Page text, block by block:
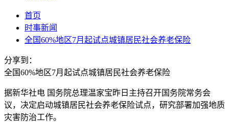
首页
时事新闻
全国60%地区7月起试点城镇居民社会养老保险
分享到：
全国60%地区7月起试点城镇居民社会养老保险
据新华社电 国务院总理温家宝昨日主持召开国务院常务会
议，决定启动城镇居民社会养老保险试点，研究部署加强地质
灾害防治工作。